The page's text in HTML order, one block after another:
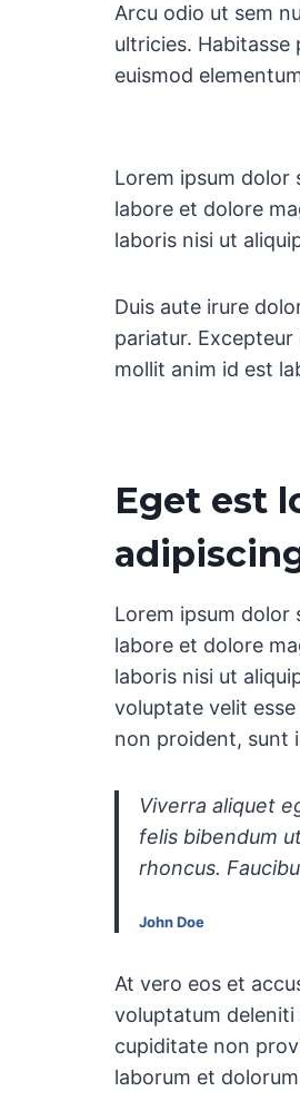
Arcu odio ut sem
ultricies.
euismod
Lorem ipsum
labore et dolore
laboris nisi ut
Duis aute irure
pariatur.
mollit anim id est
Eget est
Lorem ipsum
labore et dolore
laboris nisi ut
voluptate velit
non proident, sunt
Viverra aliquet
felis bibendum
rhoncus.
John Doe
At vero eos et
voluptatum
cupiditate non
laborum et